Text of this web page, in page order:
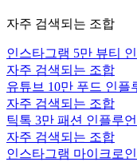
자주 검색되는 조합
인스타그램 5만 뷰티
자주 검색되는 조합
유튜브 10만 푸드 인플
자주 검색되는 조합
틱톡 3만 패션 인플루
자주 검색되는 조합
인스타그램 마이크로